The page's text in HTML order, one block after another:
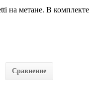
на метане. В комплекте
Сравнение